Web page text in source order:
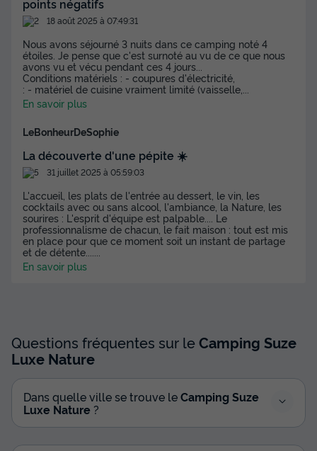
LODGE 4 personnes - Lodge Essentiel 30m² + 15m² en
mezzanine - 2 chambres - cuisine - salle d'eau
du 19/09/2026 au 26/09/2026
Meilleur prix pour 7 nuits
Modifier les dates
966 €
Voir les disponibilités
Annulation gratuite
Terrasse couverte
points négatifs
18 août 2025 à 07:49:31
Nous avons séjourné 3 nuits dans ce camping noté 4
étoiles. Je pense que c'est surnoté au vu de ce que nous
avons vu et vécu pendant ces 4 jours...
Conditions matériels : - coupures d'électricité,
: - matériel de cuisine vraiment limité (vaisselle,
En savoir plus
LeBonheurDeSophie
La découverte d'une pépite ☀️
31 juillet 2025 à 05:59:03
L'accueil, les plats de l'entrée au dessert, le vin, les
cocktails avec ou sans alcool, l'ambiance, la Nature, les
sourires : L'esprit d'équipe est palpable.... Le
professionnalisme de chacun, le fait maison : tout est mis
en place pour que ce moment soit un instant de partage
et de détente.... ...
En savoir plus
Questions fréquentes sur leCamping Suze
Luxe Nature
Dans quelle ville se trouve leCamping Suze
Luxe Nature ?